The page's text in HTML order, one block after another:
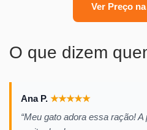
Ver Preço
O que dizem
Ana P. ★★★★★
“Meu gato adora essa ração!